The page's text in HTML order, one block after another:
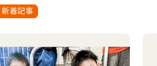
新着記事